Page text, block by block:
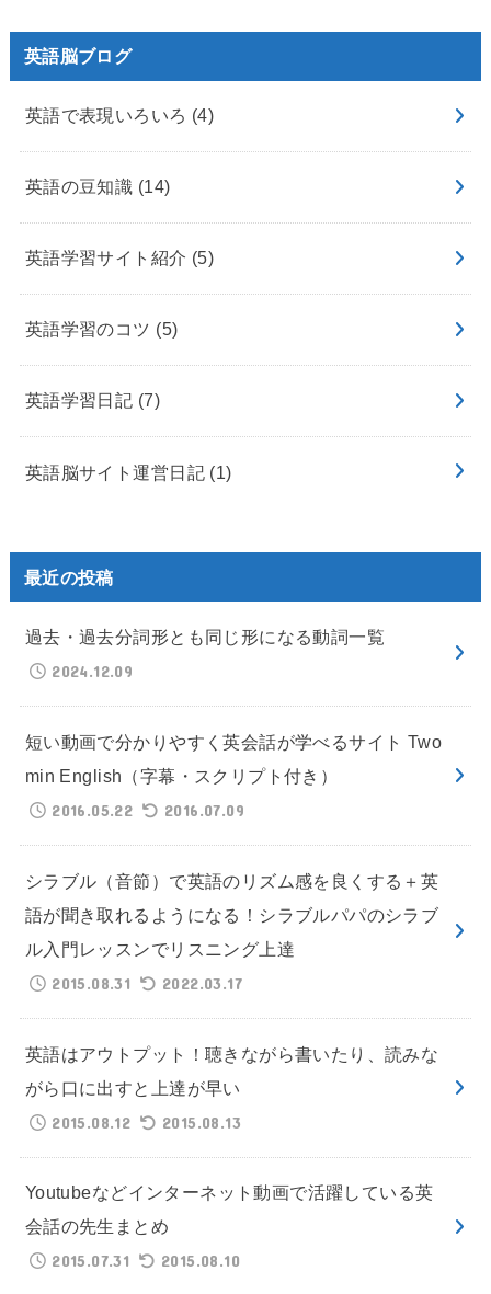
英語脳ブログ
英語で表現いろいろ (4)
英語の豆知識 (14)
英語学習サイト紹介 (5)
英語学習のコツ (5)
英語学習日記 (7)
英語脳サイト運営日記 (1)
最近の投稿
過去・過去分詞形とも同じ形になる動詞一覧
2024.12.09
短い動画で分かりやすく英会話が学べるサイト Two
min English（字幕・スクリプト付き）
2016.05.22
2016.07.09
シラブル（音節）で英語のリズム感を良くする＋英
語が聞き取れるようになる！シラブルパパのシラブ
ル入門レッスンでリスニング上達
2015.08.31
2022.03.17
英語はアウトプット！聴きながら書いたり、読みな
がら口に出すと上達が早い
2015.08.12
2015.08.13
Youtubeなどインターネット動画で活躍している英
会話の先生まとめ
2015.07.31
2015.08.10